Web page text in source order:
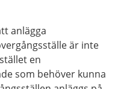
anlägga
är inte
en
som behöver kunna